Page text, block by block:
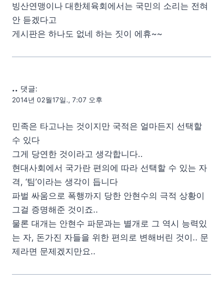
빙산연맹이나 대한체육회에서는 국민의 소리는 전혀
안 듣겠다고
게시판은 하나도 없네 하는 짓이 에휴~~
.. 댓글:
2014년 02월17일., 7:07 오후
민족은 타고나는 것이지만 국적은 얼마든지 선택할
수 있다
그게 당연한 것이라고 생각합니다..
현대사회에서 국가란 편의에 따라 선택할 수 있는 자
격, ‘팀’이라는 생각이 듭니다
파벌 싸움으로 폭행까지 당한 안현수의 극적 상황이
그걸 증명해준 것이죠..
물론 대개는 안현수 파문과는 별개로 그 역시 능력있
는 자, 돈가진 자들을 위한 편의로 변해버린 것이.. 문
제라면 문제겠지만요..